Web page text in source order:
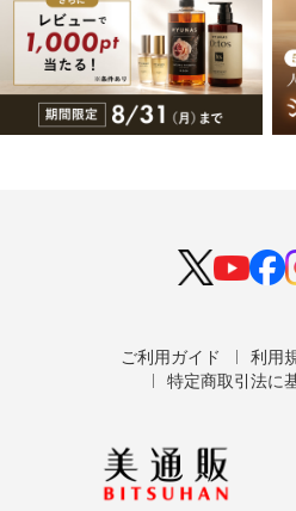
ご利用ガイド 利用
特定商取引法に